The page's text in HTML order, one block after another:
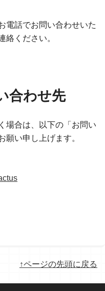
電話でお問い合わせいた
絡ください。
合わせ先
場合は、以下の「お問い
願い申し上げます。
↑ページの先頭に戻る